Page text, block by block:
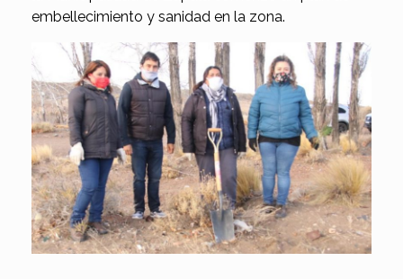
embellecimiento y sanidad en la zona.